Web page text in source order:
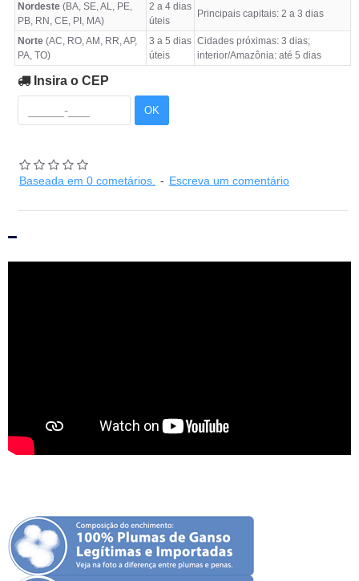
Baseada em 0 cometários. - Escreva um comentário
Nordeste (BA, SE, AL, PE,
PB, RN, CE, PI, MA)
2 a 4 dias
úteis
Principais capitais: 2 a 3 dias
Norte (AC, RO, AM, RR, AP,
PA, TO)
3 a 5 dias
úteis
Cidades próximas: 3 dias;
interior/Amazônia: até 5 dias
Insira o CEP
OK